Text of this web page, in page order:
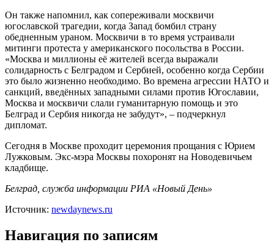
Он также напомнил, как сопереживали москвичи
югославской трагедии, когда Запад бомбил страну
обедненным ураном. Москвичи в то время устраивали
митинги протеста у американского посольства в России.
«Москва и миллионы её жителей всегда выражали
солидарность с Белградом и Сербией, особенно когда Сербии
это было жизненно необходимо. Во времена агрессии НАТО и
санкций, введённых западными силами против Югославии,
Москва и москвичи слали гуманитарную помощь и это
Белград и Сербия никогда не забудут», – подчеркнул
дипломат.
Сегодня в Москве проходит церемония прощания с Юрием
Лужковым. Экс-мэра Москвы похоронят на Новодевичьем
кладбище.
Белград, служба информации РИА «Новый День»
Источник: newdaynews.ru
Навигация по записям